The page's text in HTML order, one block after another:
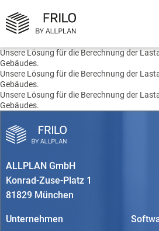
Unsere Lösung für die Berechnung der
Gebäudes.
Unsere Lösung für die Berechnung der
Gebäudes.
Unsere Lösung für die Berechnung der
Gebäudes.
ALLPLAN GmbH
Konrad-Zuse-Platz 1
81829 München
Unternehmen